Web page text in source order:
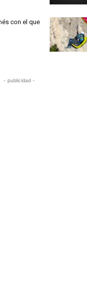
con el que
- publicidad -